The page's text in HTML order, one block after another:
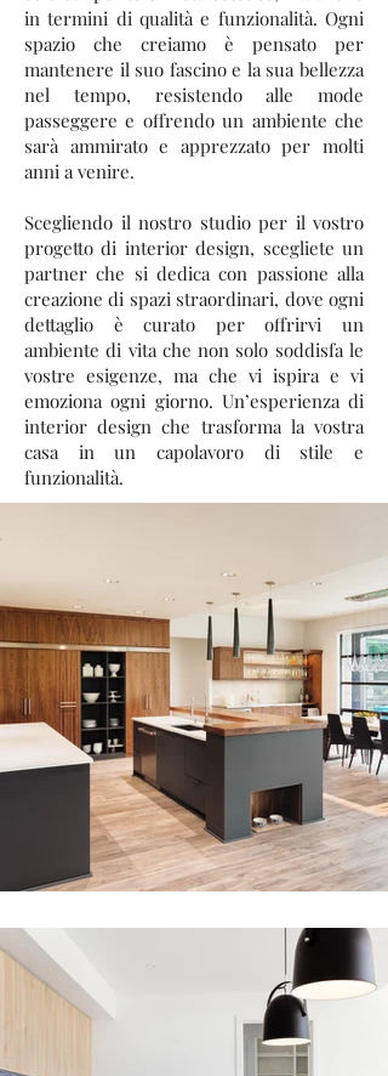
in termini di qualità e funzionalità. Ogni
spazio che creiamo è pensato per
mantenere il suo fascino e la sua bellezza
nel tempo, resistendo alle mode
passeggere e offrendo un ambiente che
sarà ammirato e apprezzato per molti
anni a venire.
Scegliendo il nostro studio per il vostro
progetto di interior design, scegliete un
partner che si dedica con passione alla
creazione di spazi straordinari, dove ogni
dettaglio è curato per offrirvi un
ambiente di vita che non solo soddisfa le
vostre esigenze, ma che vi ispira e vi
emoziona ogni giorno. Un’esperienza di
interior design che trasforma la vostra
casa in un capolavoro di stile e
funzionalità.